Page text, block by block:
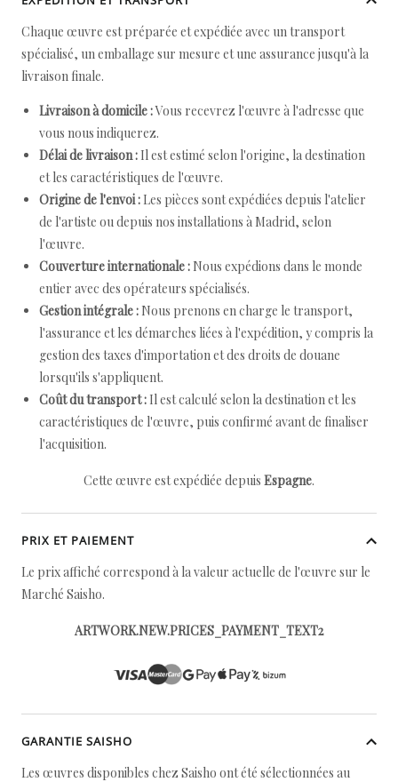
Chaque œuvre est préparée et expédiée avec un transport
spécialisé, un emballage sur mesure et une assurance jusqu'à la
livraison finale.
Livraison à domicile :Vous recevrez l'œuvre à l'adresse que
vous nous indiquerez.
Délai de livraison : Il est estimé selon l'origine, la destination
et les caractéristiques de l'œuvre.
Origine de l'envoi : Les pièces sont expédiées depuis l'atelier
de l'artiste ou depuis nos installations à Madrid, selon
l'œuvre.
Couverture internationale : Nous expédions dans le monde
entier avec des opérateurs spécialisés.
Gestion intégrale : Nous prenons en charge le transport,
l'assurance et les démarches liées à l'expédition, y compris la
gestion des taxes d'importation et des droits de douane
lorsqu'ils s'appliquent.
Coût du transport : Il est calculé selon la destination et les
caractéristiques de l'œuvre, puis confirmé avant de finaliser
l'acquisition.
Cette œuvre est expédiée depuis Espagne.
PRIX ET PAIEMENT
Le prix affiché correspond à la valeur actuelle de l'œuvre sur le
Marché Saisho.
ARTWORK.NEW.PRICES_PAYMENT_TEXT2
GARANTIE SAISHO
Les œuvres disponibles chez Saisho ont été sélectionnées au